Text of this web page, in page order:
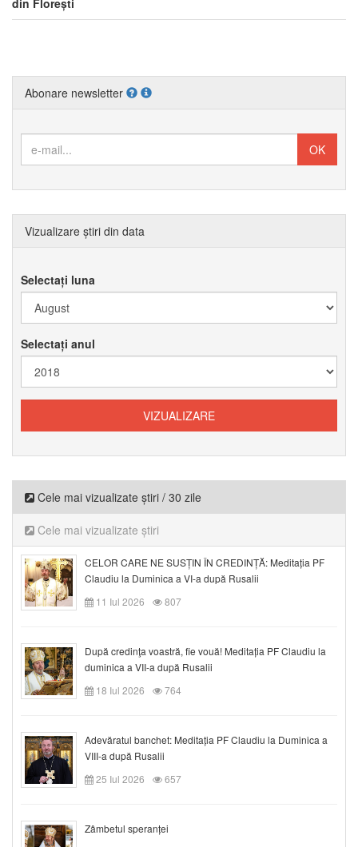
Abonare newsletter
Vizualizare știri din data
Selectați luna
Selectați anul
Cele mai vizualizate știri / 30 zile
Cele mai vizualizate știri
CELOR CARE NE SUSȚIN ÎN CREDINȚĂ: Meditația PF
Claudiu la Duminica a VI-a după Rusalii
11 Iul 2026
807
După credinţa voastră, fie vouă! Meditația PF Claudiu la
duminica a VII-a după Rusalii
18 Iul 2026
764
Adevăratul banchet: Meditația PF Claudiu la Duminica a
VIII-a după Rusalii
25 Iul 2026
657
Zâmbetul speranței